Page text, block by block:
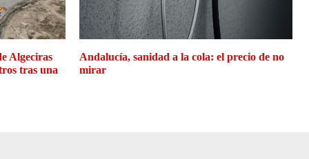
Algeciras
tras una
Andalucía, sanidad a la cola: el precio de no
mirar